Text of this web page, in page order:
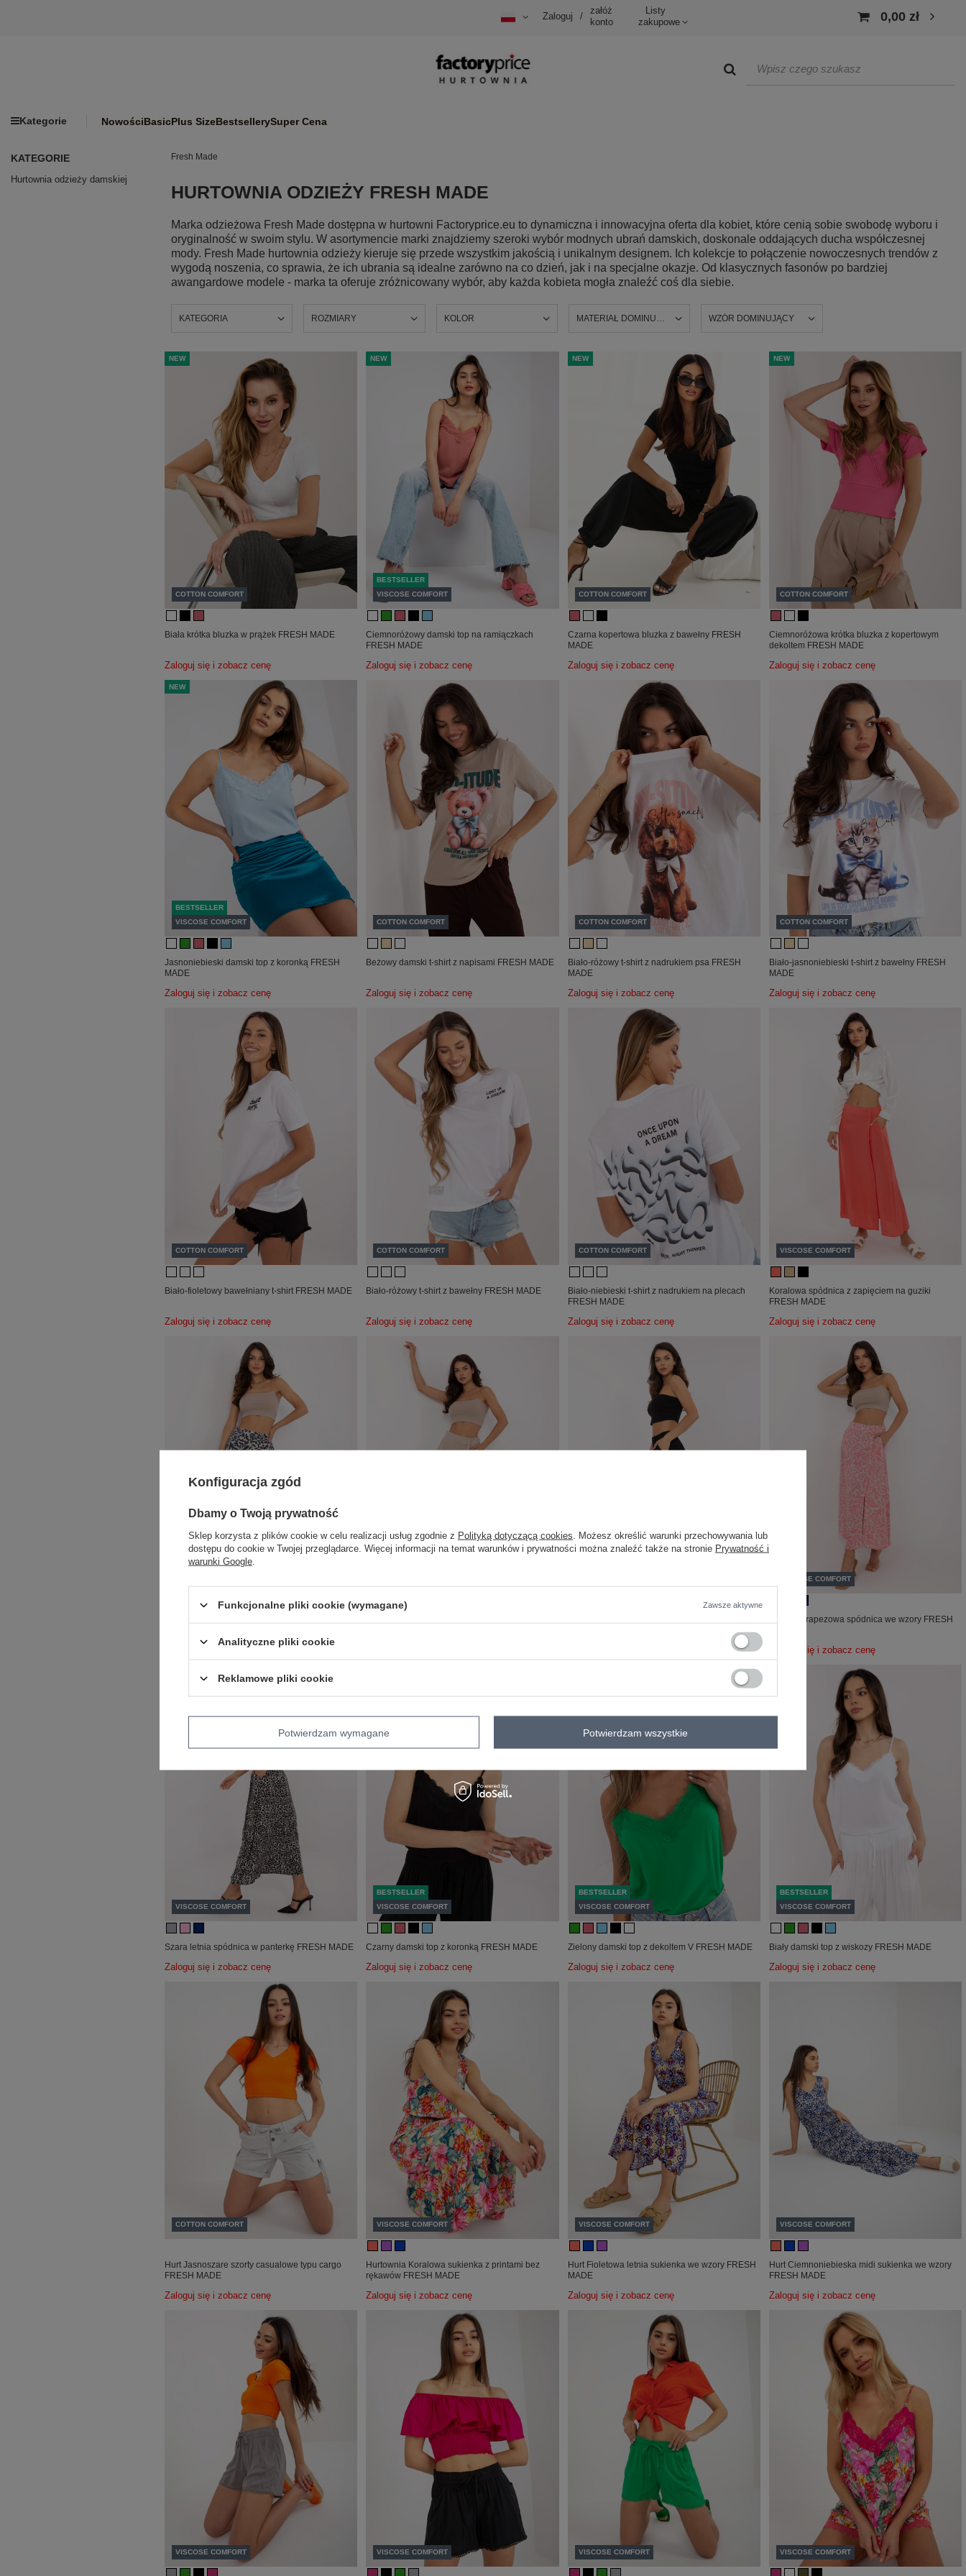
Zaloguj /
załóż
konto
Listy
zakupowe
0,00 zł
Kategorie NowościBasicPlus SizeBestsellerySuper Cena
KATEGORIE
Hurtownia odzieży damskiej
Fresh Made
HURTOWNIA ODZIEŻY FRESH MADE
Marka odzieżowa Fresh Made dostępna w hurtowni Factoryprice.eu to dynamiczna i innowacyjna oferta dla kobiet, które cenią sobie swobodę wyboru i
oryginalność w swoim stylu. W asortymencie marki znajdziemy szeroki wybór modnych ubrań damskich, doskonale oddających ducha współczesnej
mody. Fresh Made hurtownia odzieży kieruje się przede wszystkim jakością i unikalnym designem. Ich kolekcje to połączenie nowoczesnych trendów z
wygodą noszenia, co sprawia, że ich ubrania są idealne zarówno na co dzień, jak i na specjalne okazje. Od klasycznych fasonów po bardziej
awangardowe modele - marka ta oferuje zróżnicowany wybór, aby każda kobieta mogła znaleźć coś dla siebie.
KATEGORIA ROZMIARY KOLOR MATERIAŁ DOMINUJĄCY WZÓR DOMINUJĄCY
NEW
COTTON COMFORT
Biała krótka bluzka w prążek FRESH MADE
Zaloguj się i zobacz cenę
NEW
BESTSELLER
VISCOSE COMFORT
Ciemnoróżowy damski top na ramiączkach
FRESH MADE
Zaloguj się i zobacz cenę
NEW
COTTON COMFORT
Czarna kopertowa bluzka z bawełny FRESH
MADE
Zaloguj się i zobacz cenę
NEW
COTTON COMFORT
Ciemnoróżowa krótka bluzka z kopertowym
dekoltem FRESH MADE
Zaloguj się i zobacz cenę
NEW
BESTSELLER
VISCOSE COMFORT
Jasnoniebieski damski top z koronką FRESH
MADE
Zaloguj się i zobacz cenę
COTTON COMFORT
Beżowy damski t-shirt z napisami FRESH MADE
Zaloguj się i zobacz cenę
COTTON COMFORT
Biało-różowy t-shirt z nadrukiem psa FRESH
MADE
Zaloguj się i zobacz cenę
COTTON COMFORT
Biało-jasnoniebieski t-shirt z bawełny FRESH
MADE
Zaloguj się i zobacz cenę
COTTON COMFORT
Biało-fioletowy bawełniany t-shirt FRESH MADE
Zaloguj się i zobacz cenę
COTTON COMFORT
Biało-różowy t-shirt z bawełny FRESH MADE
Zaloguj się i zobacz cenę
COTTON COMFORT
Biało-niebieski t-shirt z nadrukiem na plecach
FRESH MADE
Zaloguj się i zobacz cenę
VISCOSE COMFORT
Koralowa spódnica z zapięciem na guziki
FRESH MADE
Zaloguj się i zobacz cenę
Zaloguj się i zobacz cenę
VISCOSE COMFORT
Różowa trapezowa spódnica we wzory FRESH
Zaloguj się i zobacz cenę
VISCOSE COMFORT
Szara letnia spódnica w panterkę FRESH MADE
Zaloguj się i zobacz cenę
BESTSELLER
VISCOSE COMFORT
Czarny damski top z koronką FRESH MADE
Zaloguj się i zobacz cenę
BESTSELLER
VISCOSE COMFORT
Zielony damski top z dekoltem V FRESH MADE
Zaloguj się i zobacz cenę
BESTSELLER
VISCOSE COMFORT
Biały damski top z wiskozy FRESH MADE
Zaloguj się i zobacz cenę
COTTON COMFORT
Hurt Jasnoszare szorty casualowe typu cargo
FRESH MADE
Zaloguj się i zobacz cenę
VISCOSE COMFORT
Hurtownia Koralowa sukienka z printami bez
rękawów FRESH MADE
Zaloguj się i zobacz cenę
VISCOSE COMFORT
Hurt Fioletowa letnia sukienka we wzory FRESH
MADE
Zaloguj się i zobacz cenę
VISCOSE COMFORT
Hurt Ciemnoniebieska midi sukienka we wzory
FRESH MADE
Zaloguj się i zobacz cenę
VISCOSE COMFORT VISCOSE COMFORT VISCOSE COMFORT VISCOSE COMFORT
Konfiguracja zgód
Dbamy o Twoją prywatność
Sklep korzysta z plików cookie w celu realizacji usług zgodnie z Polityką dotyczącą cookies . Możesz określić warunki przechowywania lub
dostępu do cookie w Twojej przeglądarce. Więcej informacji na temat warunków i prywatności można znaleźć także na stronie Prywatność i
warunki Google
Funkcjonalne pliki cookie (wymagane) Zawsze aktywne
Analityczne pliki cookie
Reklamowe pliki cookie
Potwierdzam wymagane Potwierdzam wszystkie